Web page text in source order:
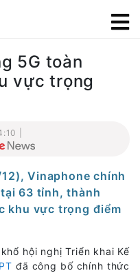
5G toàn
vực trọng
|
Vinaphone chính
63 tỉnh, thành
khu vực trọng điểm
hội nghị Triển khai Kế
đã công bố chính thức